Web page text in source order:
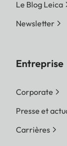
Le Blog Leica
Newsletter
Entreprise
Corporate
Presse et
Carrières